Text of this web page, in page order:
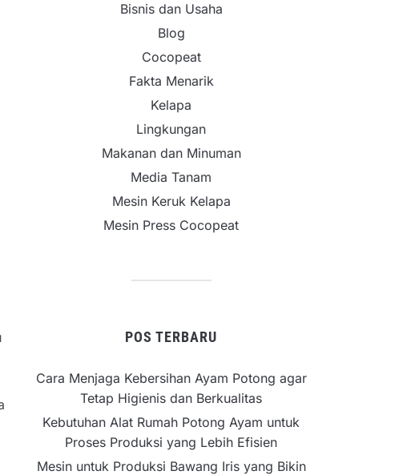
Bisnis dan Usaha
Blog
Cocopeat
Fakta Menarik
Kelapa
Lingkungan
Makanan dan Minuman
Media Tanam
Mesin Keruk Kelapa
Mesin Press Cocopeat
POS TERBARU
Cara Menjaga Kebersihan Ayam Potong agar
Tetap Higienis dan Berkualitas
Kebutuhan Alat Rumah Potong Ayam untuk
Proses Produksi yang Lebih Efisien
Mesin untuk Produksi Bawang Iris yang Bikin